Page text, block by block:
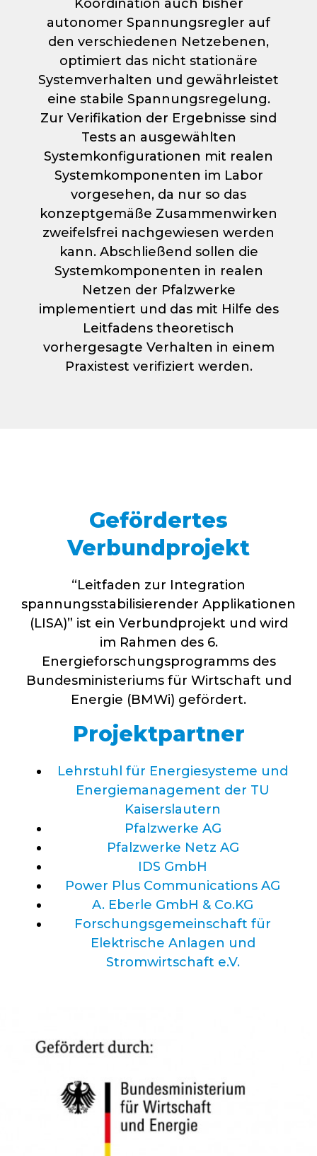
Koordination auch bisher
autonomer Spannungsregler auf
den verschiedenen Netzebenen,
optimiert das nicht stationäre
Systemverhalten und gewährleistet
eine stabile Spannungsregelung.
Zur Verifikation der Ergebnisse sind
Tests an ausgewählten
Systemkonfigurationen mit realen
Systemkomponenten im Labor
vorgesehen, da nur so das
konzeptgemäße Zusammenwirken
zweifelsfrei nachgewiesen werden
kann. Abschließend sollen die
Systemkomponenten in realen
Netzen der Pfalzwerke
implementiert und das mit Hilfe des
Leitfadens theoretisch
vorhergesagte Verhalten in einem
Praxistest verifiziert werden.
Gefördertes
Verbundprojekt
“Leitfaden zur Integration
spannungsstabilisierender Applikationen
(LISA)” ist ein Verbundprojekt und wird
im Rahmen des 6.
Energieforschungsprogramms des
Bundesministeriums für Wirtschaft und
Energie (BMWi) gefördert.
Projektpartner
Lehrstuhl für Energiesysteme und
Energiemanagement der TU
Kaiserslautern
Pfalzwerke AG
Pfalzwerke Netz AG
IDS GmbH
Power Plus Communications AG
A. Eberle GmbH & Co.KG
Forschungsgemeinschaft für
Elektrische Anlagen und
Stromwirtschaft e.V.